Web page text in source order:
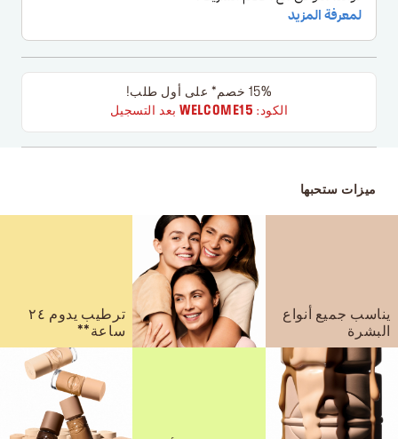
15% خصم* على أول طلب!
الكود: WELCOME15بعد التسجيل
ميزات ستحبها
يناسب جميع أنواع
البشرة
ترطيب يدوم ٢٤
ساعة**